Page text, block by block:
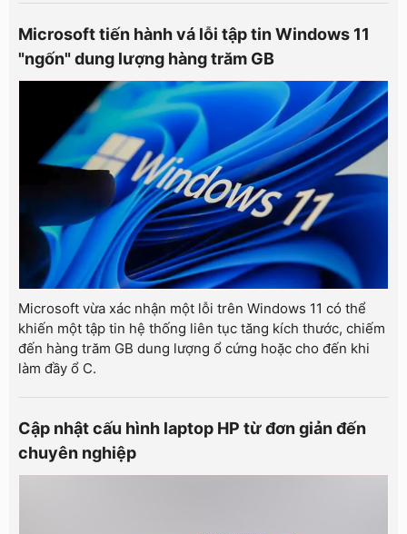
Microsoft tiến hành vá lỗi tập tin Windows 11
"ngốn" dung lượng hàng trăm GB
Microsoft vừa xác nhận một lỗi trên Windows 11 có thể
khiến một tập tin hệ thống liên tục tăng kích thước, chiếm
đến hàng trăm GB dung lượng ổ cứng hoặc cho đến khi
làm đầy ổ C.
Cập nhật cấu hình laptop HP từ đơn giản đến
chuyên nghiệp